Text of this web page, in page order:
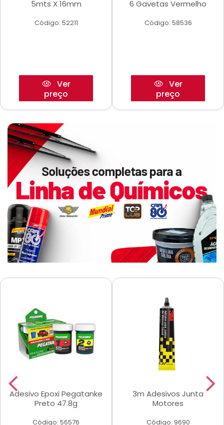
5mts X 16mm
Código: 52211
Ver
preço
6 Gavetas Vermelho
Código: 58536
Ver
preço
Adesivo Epoxi Pegatanke
Preto 47.8g
Código: 56576
3m Adesivos Junta
Motores
Código: 9690